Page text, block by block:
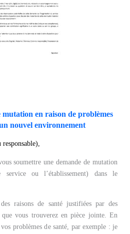
en raison de problèmes
nouvel environnement
soumettre une demande de mutation
ou l’établissement) dans le
raisons de santé justifiées par des
que vous trouverez en pièce jointe. En
problèmes de santé, par exemple : je